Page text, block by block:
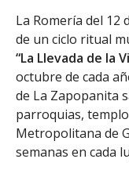
La Romería del 12
de un ciclo ritual
“La Llevada de la
octubre de cada
de La Zapopanita
parroquias,
Metropolitana de
semanas en cada